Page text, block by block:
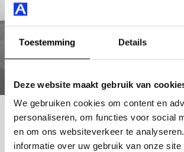
Toestemming Details
Deze website maakt gebruik van
We gebruiken cookies om content en
personaliseren, om functies voor social
en om ons websiteverkeer te
informatie over uw gebruik van onze site
Audi e-tron
55 quattro Advanced 95 kWh